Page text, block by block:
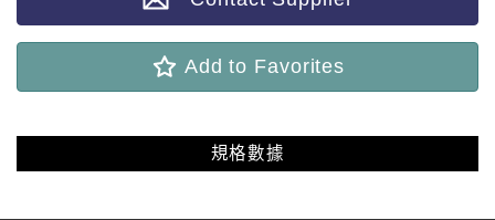
Add to Favorites
規格數據